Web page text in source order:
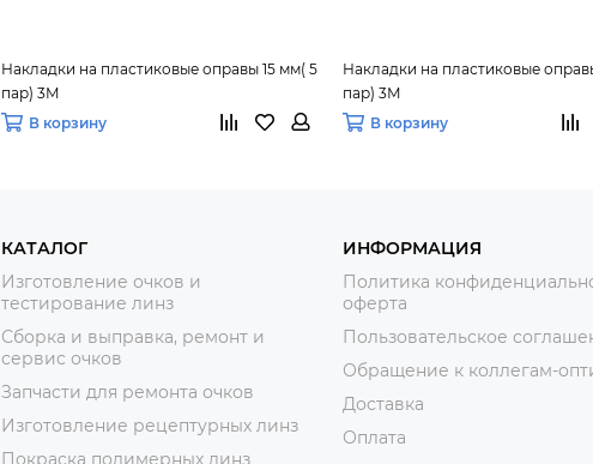
Накладки на пластиковые оправы 15 мм( 5
пар) 3М
В корзину
Накладки на пластиковые
пар) 3М
В корзину
КАТАЛОГ
Изготовление очков и
тестирование линз
Сборка и выправка, ремонт и
сервис очков
Запчасти для ремонта очков
Изготовление рецептурных линз
Покраска полимерных линз
ИНФОРМАЦИЯ
Политика
оферта
Пользовательское
Обращение к коллегам-
Доставка
Оплата